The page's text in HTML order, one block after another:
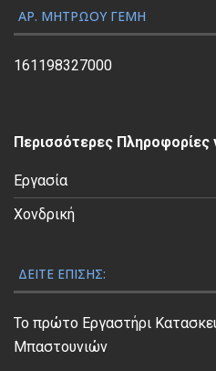
ς
Β
ί
ο
ΑΡ. ΜΗΤΡΏΟΥ ΓΕΜΗ
161198327000
Περισσότερες Πληροφορίες
Εργασία
Χονδρική
ΔΕΊΤΕ ΕΠΊΣΗΣ:
Το πρώτο Εργαστήρι
Μπαστουνιών